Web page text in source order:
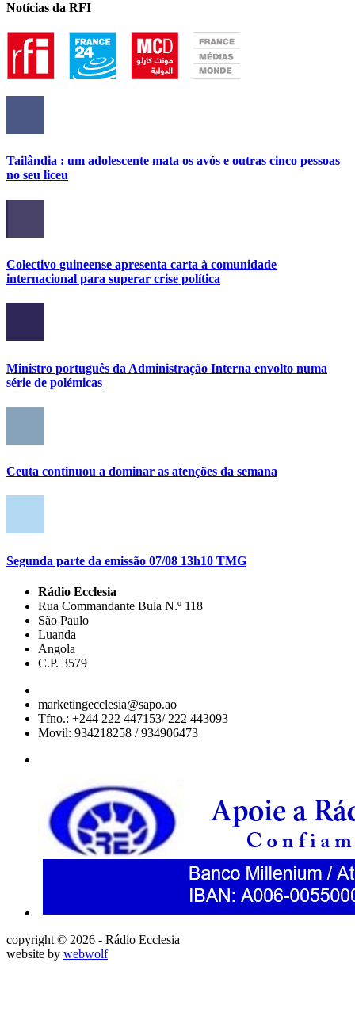
Notícias da RFI
Tailândia : um adolescente mata os avós e outras cinco pessoas
no seu liceu
Colectivo guineense apresenta carta à comunidade
internacional para superar crise política
Ministro português da Administração Interna envolto numa
série de polémicas
Ceuta continuou a dominar as atenções da semana
Segunda parte da emissão 07/08 13h10 TMG
Rádio Ecclesia
Rua Commandante Bula N.º 118
São Paulo
Luanda
Angola
C.P. 3579
marketingecclesia@sapo.ao
Tfno.: +244 222 447153/ 222 443093
Movil: 934218258 / 934906473
copyright © 2026 - Rádio Ecclesia
website by webwolf